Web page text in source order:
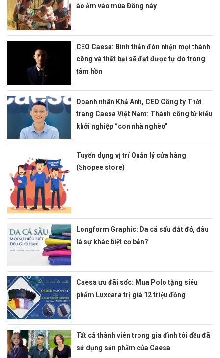
áo ấm vào mùa Đông này
CEO Caesa: Bình thản đón nhận mọi thành
công và thất bại sẽ đạt được tự do trong
tâm hồn
Doanh nhân Khả Anh, CEO Công ty Thời
trang Caesa Việt Nam: Thành công từ kiểu
khởi nghiệp “con nhà nghèo”
Tuyển dụng vị trí Quản lý cửa hàng
(Shopee store)
Longform Graphic: Da cá sấu đắt đỏ, đâu
là sự khác biệt cơ bản?
Caesa ưu đãi sốc: Mua Polo tặng siêu
phẩm Luxcara trị giá 12 triệu đồng
Tất cả thành viên trong gia đình tôi đều đã
sử dụng sản phẩm của Caesa